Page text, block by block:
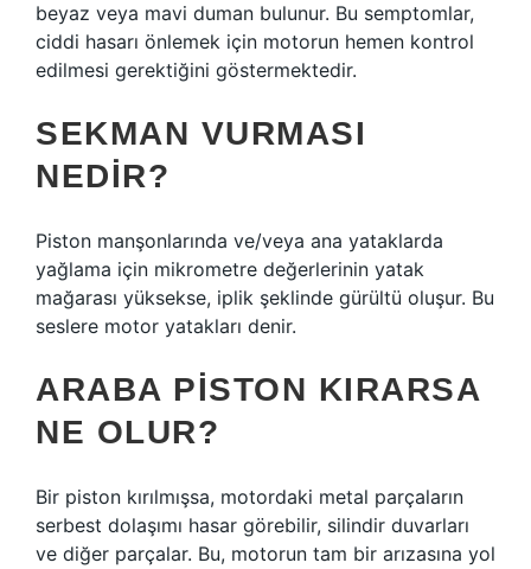
beyaz veya mavi duman bulunur. Bu semptomlar,
ciddi hasarı önlemek için motorun hemen kontrol
edilmesi gerektiğini göstermektedir.
SEKMAN VURMASI
NEDIR?
Piston manşonlarında ve/veya ana yataklarda
yağlama için mikrometre değerlerinin yatak
mağarası yüksekse, iplik şeklinde gürültü oluşur. Bu
seslere motor yatakları denir.
ARABA PISTON KIRARSA
NE OLUR?
Bir piston kırılmışsa, motordaki metal parçaların
serbest dolaşımı hasar görebilir, silindir duvarları
ve diğer parçalar. Bu, motorun tam bir arızasına yol